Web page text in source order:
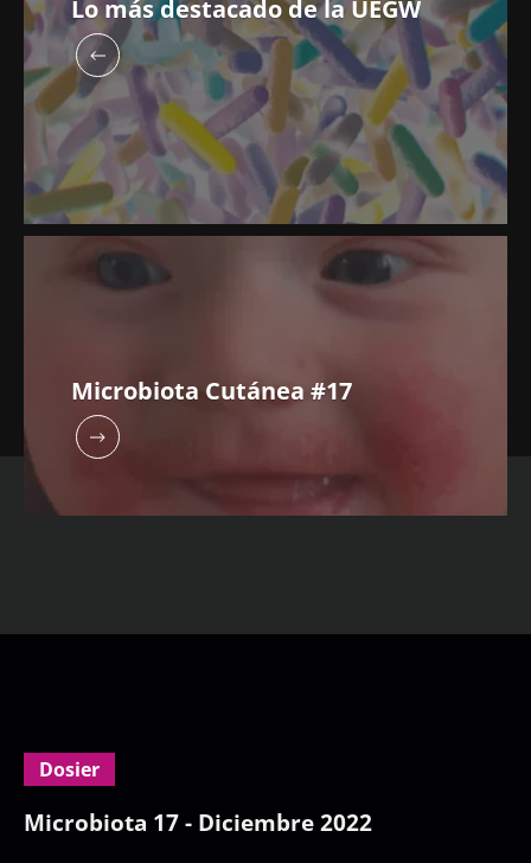
Lo más destacado de la UEGW
Microbiota Cutánea #17
Dosier
Microbiota 17 - Diciembre 2022